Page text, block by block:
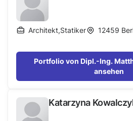
Architekt,Statiker 12459
Portfolio von Dipl.-Ing.
ansehen
Katarzyna